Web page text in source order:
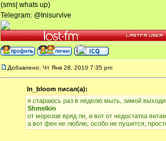
(sms| whats up)
Telegram: @Inisurvive
Добавлено: Чт Янв 28, 2010 7:35 pm
In_bloom писал(а):
я стараюсь раз в неделю мыть, зимой
Shmelkin
от морозов вряд ли, а вот от недостатка
а вот фен не люблю, особо не пушится,